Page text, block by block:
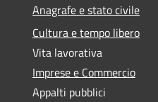
Anagrafe e stato civile
Cultura e tempo libero
Vita lavorativa
Imprese e Commercio
Appalti pubblici